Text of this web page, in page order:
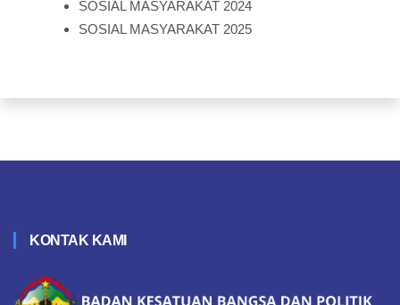
SOSIAL MASYARAKAT 2024
SOSIAL MASYARAKAT 2025
KONTAK KAMI